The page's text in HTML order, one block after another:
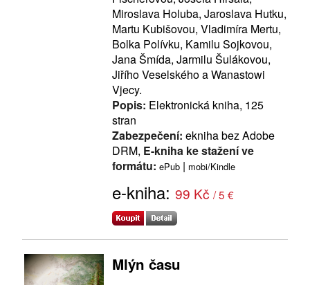
Miroslava Holuba, Jaroslava Hutku,
Martu Kubišovou, Vladimíra Mertu,
Bolka Polívku, Kamilu Sojkovou,
Jana Šmída, Jarmilu Šulákovou,
Jiřího Veselského a Wanastowi
Vjecy.
Popis: Elektronická kniha, 125
stran
Zabezpečení: ekniha bez Adobe
DRM, E-kniha ke stažení ve
formátu: ePub | mobi/Kindle
e-kniha: 99 Kč / 5 €
Mlýn času